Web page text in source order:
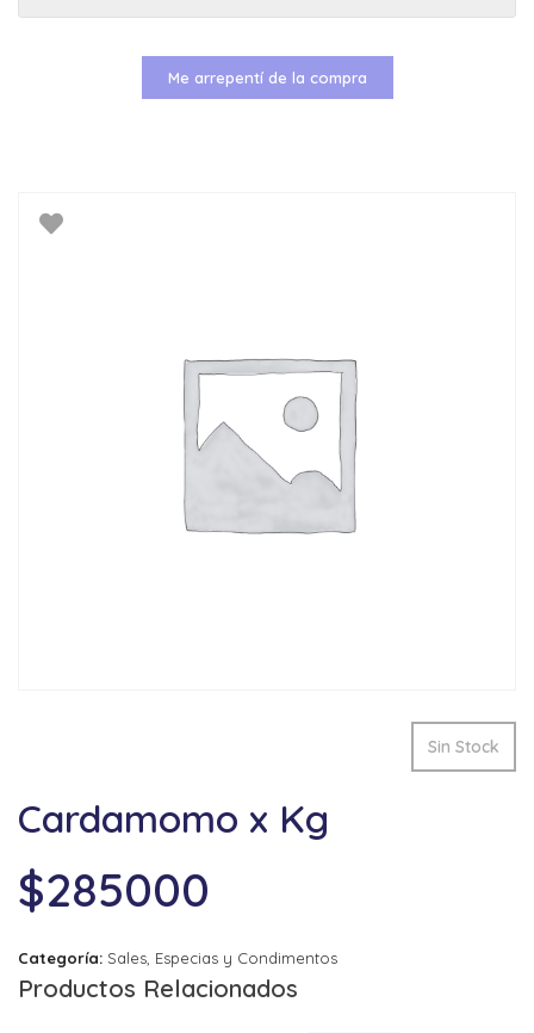
Sin Stock
Cardamomo x Kg
$285000
Categoría: Sales, Especias y Condimentos
Productos Relacionados
Me arrepentí de la compra